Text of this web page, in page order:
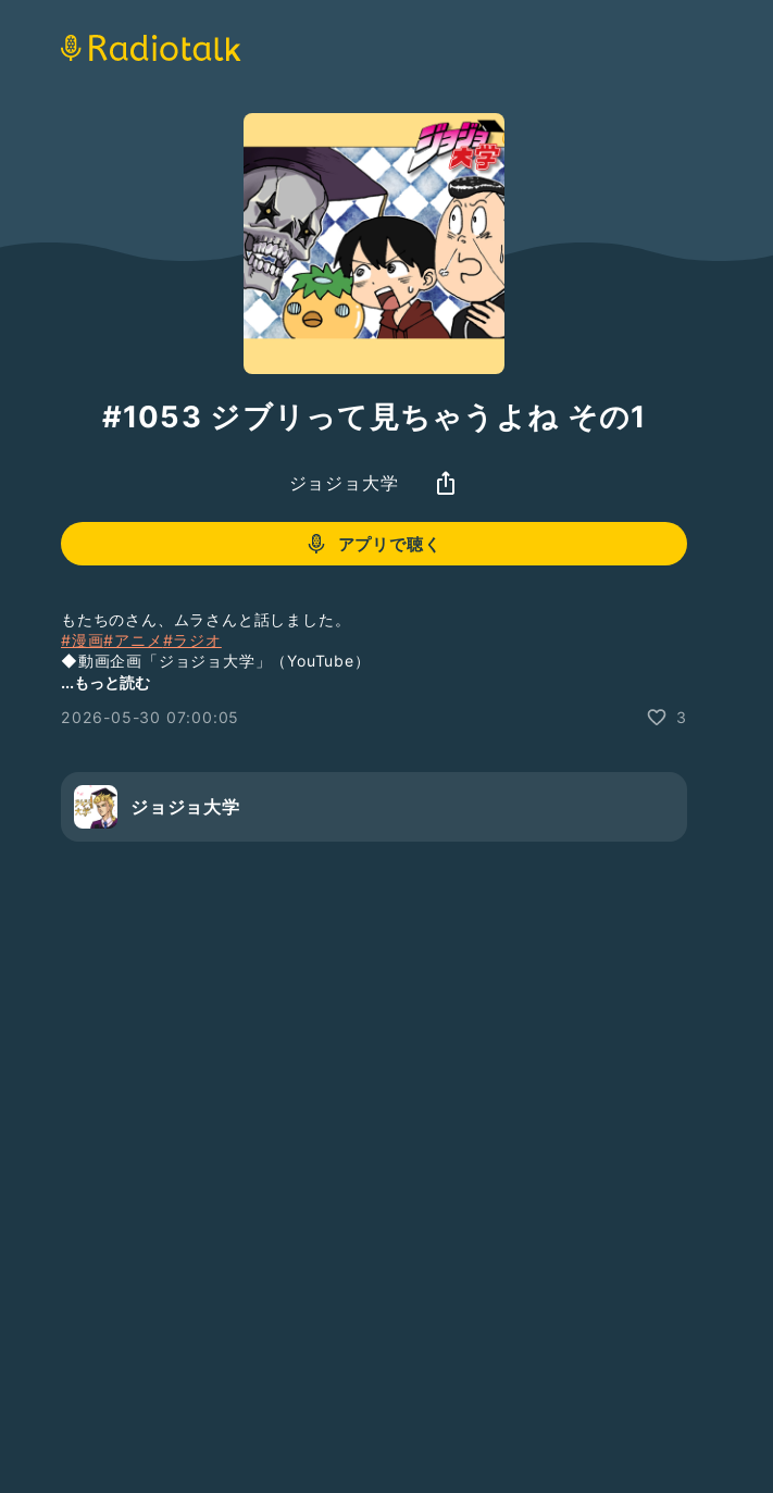
#1053 ジブリって見ちゃうよね その1
ジョジョ大学
アプリで聴く
もたちのさん、ムラさんと話しました。
#漫画#アニメ#ラジオ
◆動画企画「ジョジョ大学」（YouTube）
https://www.youtube.com/channel/UCsUdw4TGcvjqrEkZbngZTqQ
https://www.youtube.com/channel/UCkPc8mYhja_Xap1IOOGpYhw
◆ラジオ「ジョジョ大学」（Spotify）
https://open.spotify.com/show/6I602COX77sf1GSxU97Pzu
不定期で短めのラジオを配信中！
...もっと読む
2026-05-30 07:00:05
3
ジョジョ大学